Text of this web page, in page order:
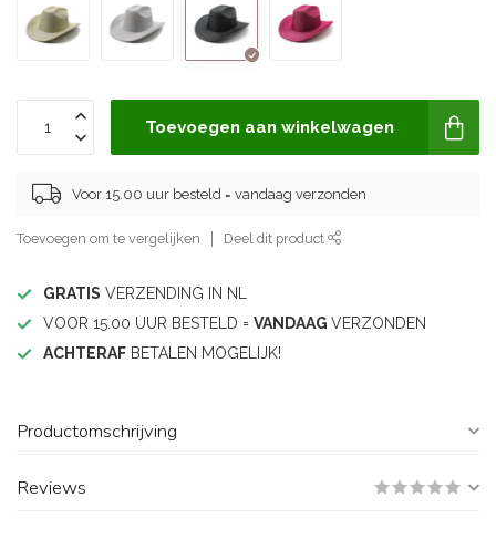
Toevoegen aan winkelwagen
Voor 15.00 uur besteld = vandaag verzonden
Toevoegen om te vergelijken Deel dit product
GRATIS VERZENDING IN NL
VOOR 15.00 UUR BESTELD = VANDAAG VERZONDEN
ACHTERAF BETALEN MOGELIJK!
Productomschrijving
Reviews